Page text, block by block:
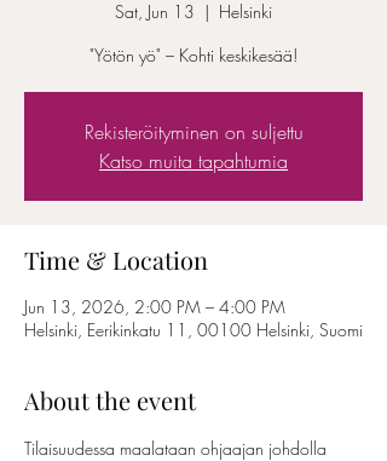
Sat, Jun 13
  |
Helsinki
"Yötön yö" – Kohti keskikesää!
Rekisteröityminen on suljettu
Katso muita tapahtumia
Time & Location
Jun 13, 2026, 2:00 PM – 4:00 PM
Helsinki, Eerikinkatu 11, 00100 Helsinki, Suomi
About the event
Tilaisuudessa maalataan ohjaajan johdolla